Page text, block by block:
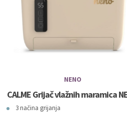
NENO
CALME Grijač vlažnih maramica
3 načina grijanja